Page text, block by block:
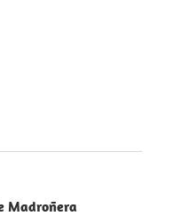
Madroñera